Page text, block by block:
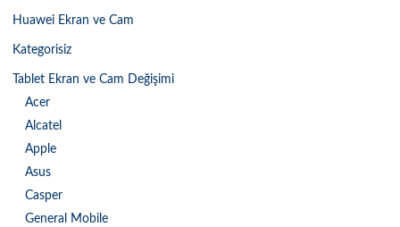
Huawei Ekran ve Cam
Kategorisiz
Tablet Ekran ve Cam Değişimi
Acer
Alcatel
Apple
Asus
Casper
General Mobile